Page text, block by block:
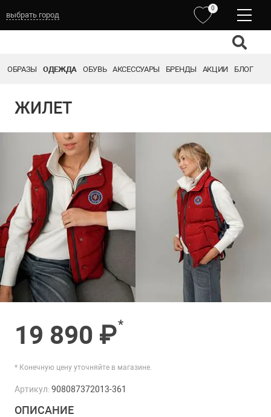
выбрать город
0
ОБРАЗЫ ОДЕЖДА ОБУВЬ АКСЕССУАРЫ БРЕНДЫ АКЦИИ БЛОГ
ЖИЛЕТ
19 890 ₽*
* Конечную цену уточняйте в магазине.
Артикул:908087372013-361
ОПИСАНИЕ